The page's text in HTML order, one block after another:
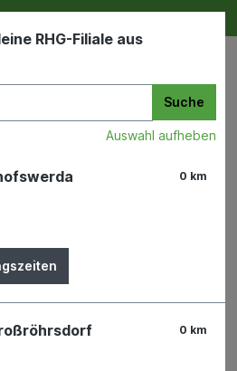
NW100 Alu-
RHG-Filiale aus
Suche
Auswahl aufheben
0 km
0 km